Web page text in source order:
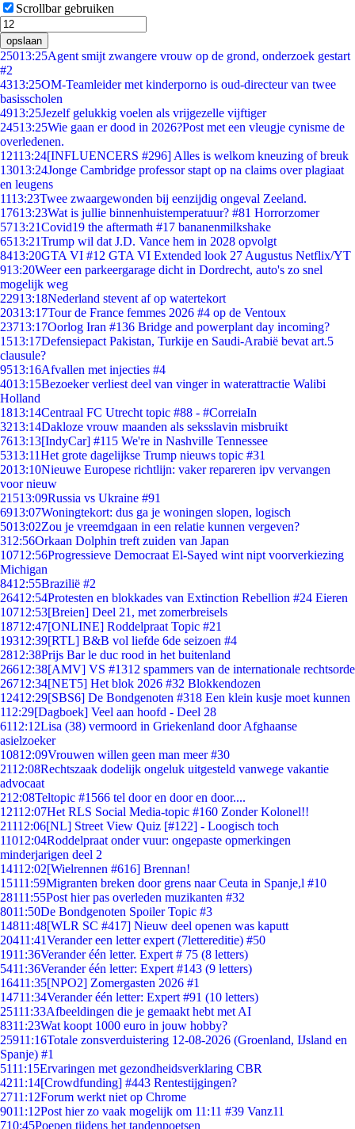
Scrollbar gebruiken
opslaan
25013:25Agent smijt zwangere vrouw op de grond, onderzoek gestart
#2
4313:25OM-Teamleider met kinderporno is oud-directeur van twee
basisscholen
4913:25Jezelf gelukkig voelen als vrijgezelle vijftiger
24513:25Wie gaan er dood in 2026?Post met een vleugje cynisme de
overledenen.
12113:24[INFLUENCERS #296] Alles is welkom kneuzing of breuk
13013:24Jonge Cambridge professor stapt op na claims over plagiaat
en leugens
1113:23Twee zwaargewonden bij eenzijdig ongeval Zeeland.
17613:23Wat is jullie binnenhuistemperatuur? #81 Horrorzomer
5713:21Covid19 the aftermath #17 bananenmilkshake
6513:21Trump wil dat J.D. Vance hem in 2028 opvolgt
8413:20GTA VI #12 GTA VI Extended look 27 Augustus Netflix/YT
913:20Weer een parkeergarage dicht in Dordrecht, auto's zo snel
mogelijk weg
22913:18Nederland stevent af op watertekort
20313:17Tour de France femmes 2026 #4 op de Ventoux
23713:17Oorlog Iran #136 Bridge and powerplant day incoming?
1513:17Defensiepact Pakistan, Turkije en Saudi-Arabië bevat art.5
clausule?
9513:16Afvallen met injecties #4
4013:15Bezoeker verliest deel van vinger in waterattractie Walibi
Holland
1813:14Centraal FC Utrecht topic #88 - #CorreiaIn
3213:14Dakloze vrouw maanden als seksslavin misbruikt
7613:13[IndyCar] #115 We're in Nashville Tennessee
5313:11Het grote dagelijkse Trump nieuws topic #31
2013:10Nieuwe Europese richtlijn: vaker repareren ipv vervangen
voor nieuw
21513:09Russia vs Ukraine #91
6913:07Woningtekort: dus ga je woningen slopen, logisch
5013:02Zou je vreemdgaan in een relatie kunnen vergeven?
312:56Orkaan Dolphin treft zuiden van Japan
10712:56Progressieve Democraat El-Sayed wint nipt voorverkiezing
Michigan
8412:55Brazilië #2
26412:54Protesten en blokkades van Extinction Rebellion #24 Eieren
10712:53[Breien] Deel 21, met zomerbreisels
18712:47[ONLINE] Roddelpraat Topic #21
19312:39[RTL] B&B vol liefde 6de seizoen #4
2812:38Prijs Bar le duc rood in het buitenland
26612:38[AMV] VS #1312 spammers van de internationale rechtsorde
26712:34[NET5] Het blok 2026 #32 Blokkendozen
12412:29[SBS6] De Bondgenoten #318 Een klein kusje moet kunnen
112:29[Dagboek] Veel aan hoofd - Deel 28
6112:12Lisa (38) vermoord in Griekenland door Afghaanse
asielzoeker
10812:09Vrouwen willen geen man meer #30
2112:08Rechtszaak dodelijk ongeluk uitgesteld vanwege vakantie
advocaat
212:08Teltopic #1566 tel door en door en door....
12112:07Het RLS Social Media-topic #160 Zonder Kolonel!!
21112:06[NL] Street View Quiz [#122] - Loogisch toch
11012:04Roddelpraat onder vuur: ongepaste opmerkingen
minderjarigen deel 2
14112:02[Wielrennen #616] Brennan!
15111:59Migranten breken door grens naar Ceuta in Spanje,l #10
28111:55Post hier pas overleden muzikanten #32
8011:50De Bondgenoten Spoiler Topic #3
14811:48[WLR SC #417] Nieuw deel openen was kaputt
20411:41Verander een letter expert (7lettereditie) #50
1911:36Verander één letter. Expert # 75 (8 letters)
5411:36Verander één letter: Expert #143 (9 letters)
16411:35[NPO2] Zomergasten 2026 #1
14711:34Verander één letter: Expert #91 (10 letters)
25111:33Afbeeldingen die je gemaakt hebt met AI
8311:23Wat koopt 1000 euro in jouw hobby?
25911:16Totale zonsverduistering 12-08-2026 (Groenland, IJsland en
Spanje) #1
5111:15Ervaringen met gezondheidsverklaring CBR
4211:14[Crowdfunding] #443 Rentestijgingen?
2711:12Forum werkt niet op Chrome
9011:12Post hier zo vaak mogelijk om 11:11 #39 Vanz11
710:45Poepen tijdens het tandenpoetsen